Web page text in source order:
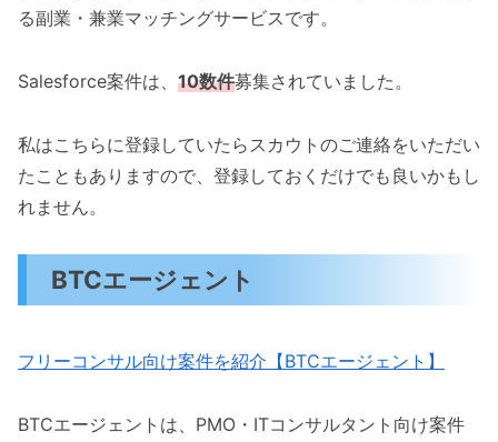
る副業・兼業マッチングサービスです。
Salesforce案件は、 10数件募集されていました。
私はこちらに登録していたらスカウトのご連絡をいただい
たこともありますので、登録しておくだけでも良いかもし
れません。
BTCエージェント
フリーコンサル向け案件を紹介【BTCエージェント】
BTCエージェントは、PMO・ITコンサルタント向け案件